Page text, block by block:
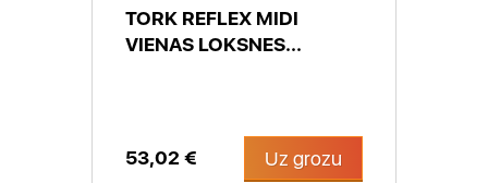
TORK REFLEX MIDI
VIENAS LOKSNES...
53,02 € Uz grozu